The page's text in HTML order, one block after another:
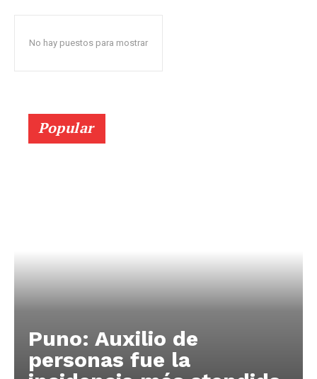
No hay puestos para mostrar
Popular
Puno: Auxilio de
personas fue la